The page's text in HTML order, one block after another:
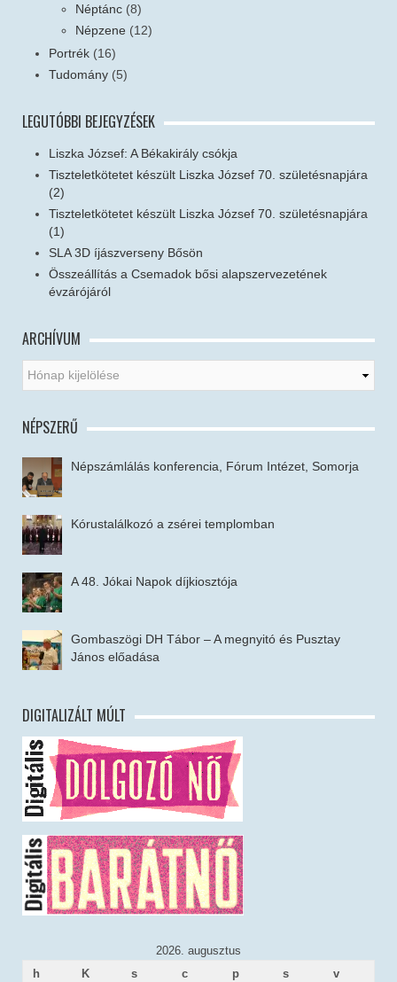
Néptánc (8)
Népzene (12)
Portrék (16)
Tudomány (5)
LEGUTÓBBI BEJEGYZÉSEK
Liszka József: A Békakirály csókja
Tiszteletkötetet készült Liszka József 70. születésnapjára
(2)
Tiszteletkötetet készült Liszka József 70. születésnapjára
(1)
SLA 3D íjászverseny Bősön
Összeállítás a Csemadok bősi alapszervezetének
évzárójáról
ARCHÍVUM
NÉPSZERŰ
Népszámlálás konferencia, Fórum Intézet, Somorja
Kórustalálkozó a zsérei templomban
A 48. Jókai Napok díjkiosztója
Gombaszögi DH Tábor – A megnyitó és Pusztay
János előadása
DIGITALIZÁLT MÚLT
2026. augusztus
h
K s c p s v